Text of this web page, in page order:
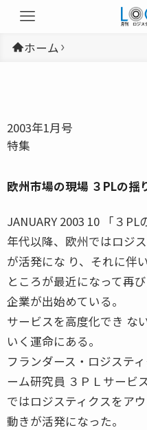
ホーム
2003年1月号
特集
欧州市場の現場 ３PLの揺
JANUARY 2003 10 「３
年代以降、欧州ではロジ
が活発にな り、それに伴
ところが最近になって再
企業が出始めている。
サービスを高度化でき な
いく運命にある。
フランダース・ロジステ
ーム研究員 ３ＰＬサービ
ではロジスティクスをア
動きが活発になった。